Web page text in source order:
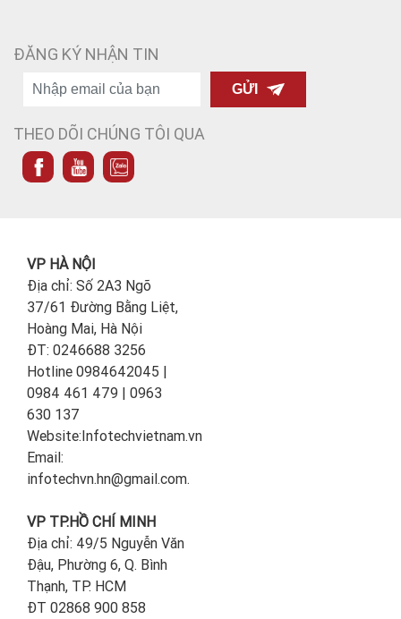
ĐĂNG KÝ NHẬN TIN
GỬI
THEO DÕI CHÚNG TÔI QUA
VP HÀ NỘI
Địa chỉ: Số 2A3 Ngõ
37/61 Đường Bằng Liệt,
Hoàng Mai, Hà Nội
ĐT: 0246688 3256
Hotline 0984642045 |
0984 461 479 | 0963
630 137
Website:Infotechvietnam.vn
Email:
infotechvn.hn@gmail.com.
VP TP.HỒ CHÍ MINH
Địa chỉ: 49/5 Nguyễn Văn
Đậu, Phường 6, Q. Bình
Thạnh, TP. HCM
ĐT 02868 900 858